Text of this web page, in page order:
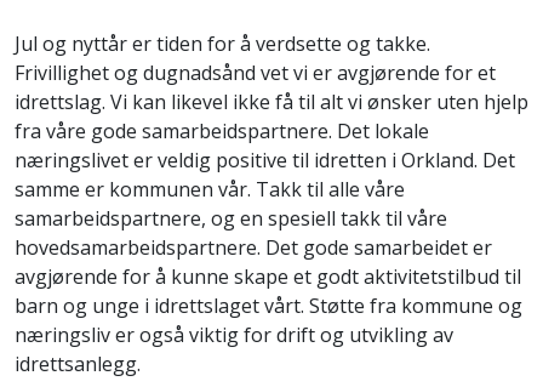
Jul og nyttår er tiden for å verdsette og takke.
Frivillighet og dugnadsånd vet vi er avgjørende for et
idrettslag. Vi kan likevel ikke få til alt vi ønsker uten hjelp
fra våre gode samarbeidspartnere. Det lokale
næringslivet er veldig positive til idretten i Orkland. Det
samme er kommunen vår. Takk til alle våre
samarbeidspartnere, og en spesiell takk til våre
hovedsamarbeidspartnere. Det gode samarbeidet er
avgjørende for å kunne skape et godt aktivitetstilbud til
barn og unge i idrettslaget vårt. Støtte fra kommune og
næringsliv er også viktig for drift og utvikling av
idrettsanlegg.